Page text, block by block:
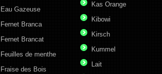
Eau Gazeuse
Fernet Branca
Fernet Brancat
Feuilles de menthe
Fraise des Bois
Kas Orange
Kibowi
Kirsch
Kummel
Lait